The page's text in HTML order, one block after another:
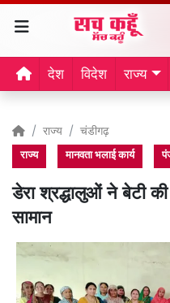
देश विदेश राज्य
राज्य चंडीगढ़
राज्य मानवता भलाई कार्य
डेरा श्रद्धालुओं ने बेटी की
सामान